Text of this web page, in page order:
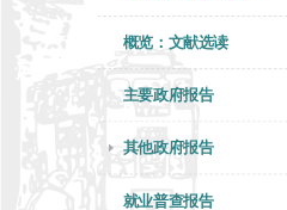
概览：文献选读
主要政府报告
其他政府报告
就业普查报告